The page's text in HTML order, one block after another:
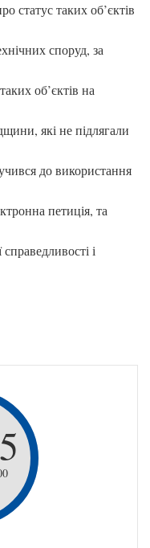
статус таких об’єктів
споруд, за
об’єктів на
які не підлягали
до використання
петиція, та
і